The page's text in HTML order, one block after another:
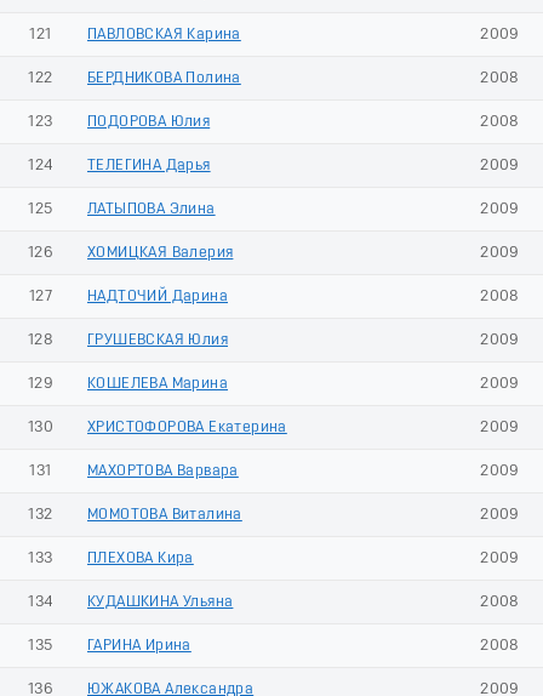
121 ПАВЛОВСКАЯ Карина 2009
122 БЕРДНИКОВА Полина 2008
123 ПОДОРОВА Юлия 2008
124 ТЕЛЕГИНА Дарья 2009
125 ЛАТЫПОВА Элина 2009
126 ХОМИЦКАЯ Валерия 2009
127 НАДТОЧИЙ Дарина 2008
128 ГРУШЕВСКАЯ Юлия 2009
129 КОШЕЛЕВА Марина 2009
130 ХРИСТОФОРОВА Екатерина 2009
131 МАХОРТОВА Варвара 2009
132 МОМОТОВА Виталина 2009
133 ПЛЕХОВА Кира 2009
134 КУДАШКИНА Ульяна 2008
135 ГАРИНА Ирина 2008
136 ЮЖАКОВА Александра 2009